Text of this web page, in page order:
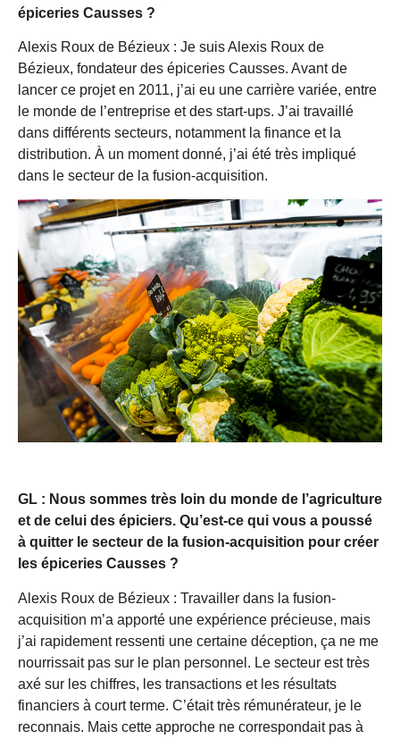
épiceries Causses ?
Alexis Roux de Bézieux : Je suis Alexis Roux de
Bézieux, fondateur des épiceries Causses. Avant de
lancer ce projet en 2011, j’ai eu une carrière variée, entre
le monde de l’entreprise et des start-ups. J’ai travaillé
dans différents secteurs, notamment la finance et la
distribution. À un moment donné, j’ai été très impliqué
dans le secteur de la fusion-acquisition.
GL : Nous sommes très loin du monde de l’agriculture
et de celui des épiciers. Qu’est-ce qui vous a poussé
à quitter le secteur de la fusion-acquisition pour créer
les épiceries Causses ?
Alexis Roux de Bézieux : Travailler dans la fusion-
acquisition m’a apporté une expérience précieuse, mais
j’ai rapidement ressenti une certaine déception, ça ne me
nourrissait pas sur le plan personnel. Le secteur est très
axé sur les chiffres, les transactions et les résultats
financiers à court terme. C’était très rémunérateur, je le
reconnais. Mais cette approche ne correspondait pas à